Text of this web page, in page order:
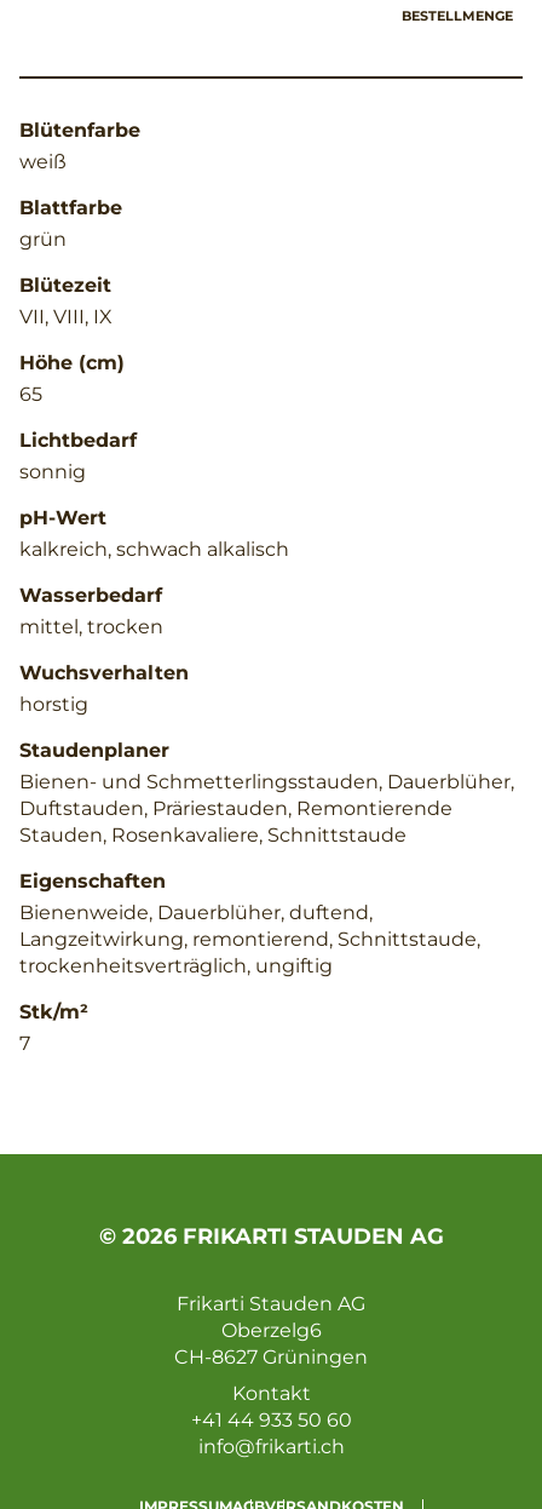
BESTELLMENGE
Blütenfarbe
weiß
Blattfarbe
grün
Blütezeit
VII, VIII, IX
Höhe (cm)
65
Lichtbedarf
sonnig
pH-Wert
kalkreich, schwach alkalisch
Wasserbedarf
mittel, trocken
Wuchsverhalten
horstig
Staudenplaner
Bienen- und Schmetterlingsstauden, Dauerblüher,
Duftstauden, Präriestauden, Remontierende
Stauden, Rosenkavaliere, Schnittstaude
Eigenschaften
Bienenweide, Dauerblüher, duftend,
Langzeitwirkung, remontierend, Schnittstaude,
trockenheitsverträglich, ungiftig
Stk/m²
7
© 2026 FRIKARTI STAUDEN AG
Frikarti Stauden AG
Oberzelg6
CH-8627 Grüningen
Kontakt
+41 44 933 50 60
info@frikarti.ch